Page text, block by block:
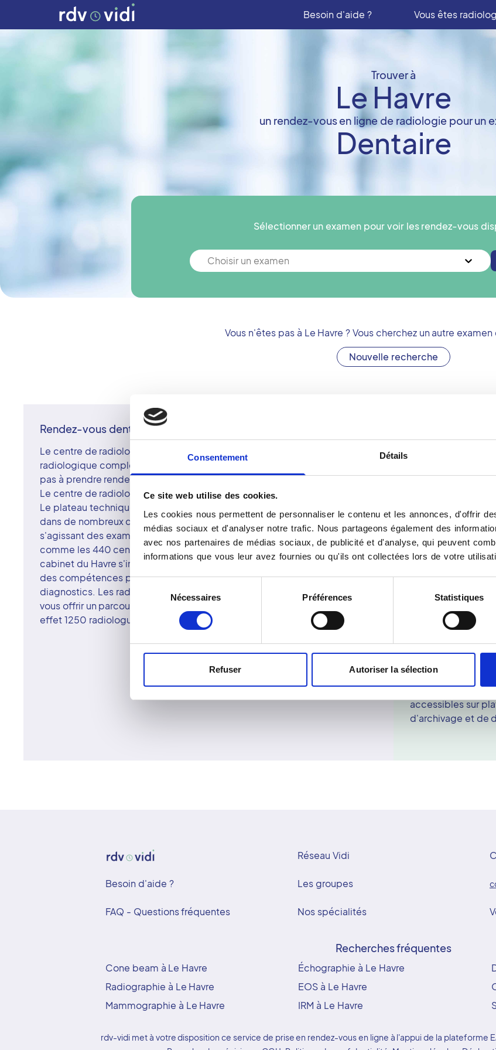
Consentement Détails
Ce site web utilise des cookies.
Les cookies nous permettent de personnaliser le contenu et les annonces, d'offrir
médias sociaux et d'analyser notre trafic. Nous partageons également des
avec nos partenaires de médias sociaux, de publicité et d'analyse, qui peuvent
informations que vous leur avez fournies ou qu'ils ont collectées lors de votre
Sélection
du
consentement
Nécessaires Préférences Statistiques
Refuser Autoriser la sélection
Besoin d'aide ? Vous êtes
Trouver à
Le Havre
un rendez-vous en ligne de radiologie pour un
Dentaire
Sélectionner un examen pour voir les rendez-vous
Choisir un examen
Vous n'êtes pas à Le Havre ? Vous cherchez un autre
Nouvelle recherche
Rendez-vous dentaire au Havre
Le centre de radiologie du Havre met à votre disposition une offre
radiologique complète afin d'optimiser votre parcours de soins. N'hésitez
pas à prendre rendez-vous pour votre panoramique dentaire sur rdv-Vidi.fr.
Le centre de radiologie du Havre, un centre GRE bien équipé
Le plateau technique du centre radiologique du Havre est une référence
dans de nombreux domaines d'expertise en radiologie, notamment
s'agissant des examens dentaires comme une radio panoramique. Tout
comme les 440 centres d'imagerie regroupés dans le réseau Vidi, ce
cabinet du Havre s'inscrit dans une démarche d'excellence et de partage
des compétences pour garantir aux patients la qualité des soins et des
diagnostics. Les radiologues surspécialisés du centre s'engagent pour
vous offrir un parcours de soin lisible et facilité. Le réseau Vidi regroupe en
effet 1250 radiologues surspécialisés.
Un centre de
Pour votre
vous au centre
s'agit d'un
observer sur un
maxillaires et les
dentaire au Havre
dents et des
bucco-dentaires
Le centre de
performant et
médecins
de qualité,
Pour optimiser la
propose de
site rdv-Vidi.fr.
sélectionner la
clics. N'hésitez
déroulement de
accessibles sur
d'archivage et de
Besoin d'aide ?
FAQ - Questions fréquentes
Réseau Vidi
Les groupes
Nos spécialités
Recherches fréquentes
Cone beam à Le Havre Échographie à Le Havre
Radiographie à Le Havre
EOS à Le Havre
Mammographie à Le Havre
IRM à Le Havre
rdv-vidi met à votre disposition ce service de prise en rendez-vous en ligne à l'appui de la plateforme